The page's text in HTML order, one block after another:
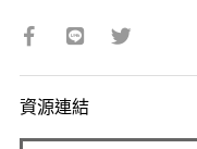
資源連結